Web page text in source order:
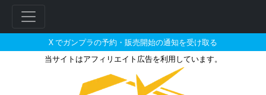
X でガンプラの予約・販売開始の通知を受け取る
当サイトはアフィリエイト広告を利用しています。
MG 1/100 MS-06F/J ザクIIとそ